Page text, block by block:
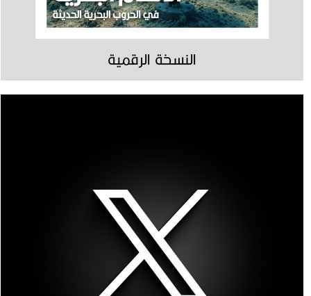
النسخة الرقمية